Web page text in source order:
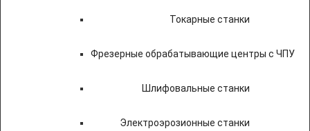
Токарные станки
Фрезерные обрабатывающие центры с ЧПУ
Шлифовальные станки
Электроэрозионные станки